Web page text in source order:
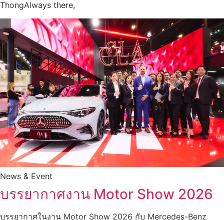
ThongAlways there,
News & Event
บรรยากาศงาน Motor Show 2026
บรรยากาศในงาน Motor Show 2026 กับ Mercedes-Benz